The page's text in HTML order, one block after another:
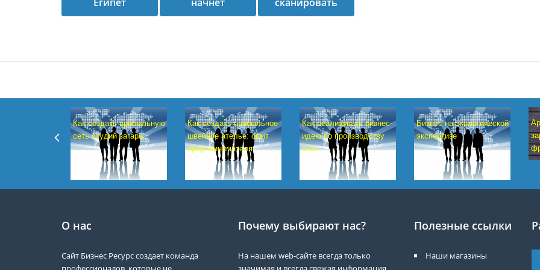
Как создать прибыльную
сеть студий загара
Как создать прибыльное
швейное ателье: опыт
предпринимателя
Как реализовать бизнес-
идею по производству
окон
Бизнес на экологической
экспертизе
О нас
Сайт Бизнес Ресурс создает команда
Почему выбирают нас?
На нашем web-сайте всегда только
Полезные ссылки
Наши магазины